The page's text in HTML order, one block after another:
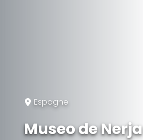
Espagne
Museo de Nerja